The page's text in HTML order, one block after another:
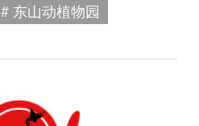
# 东山动植物园